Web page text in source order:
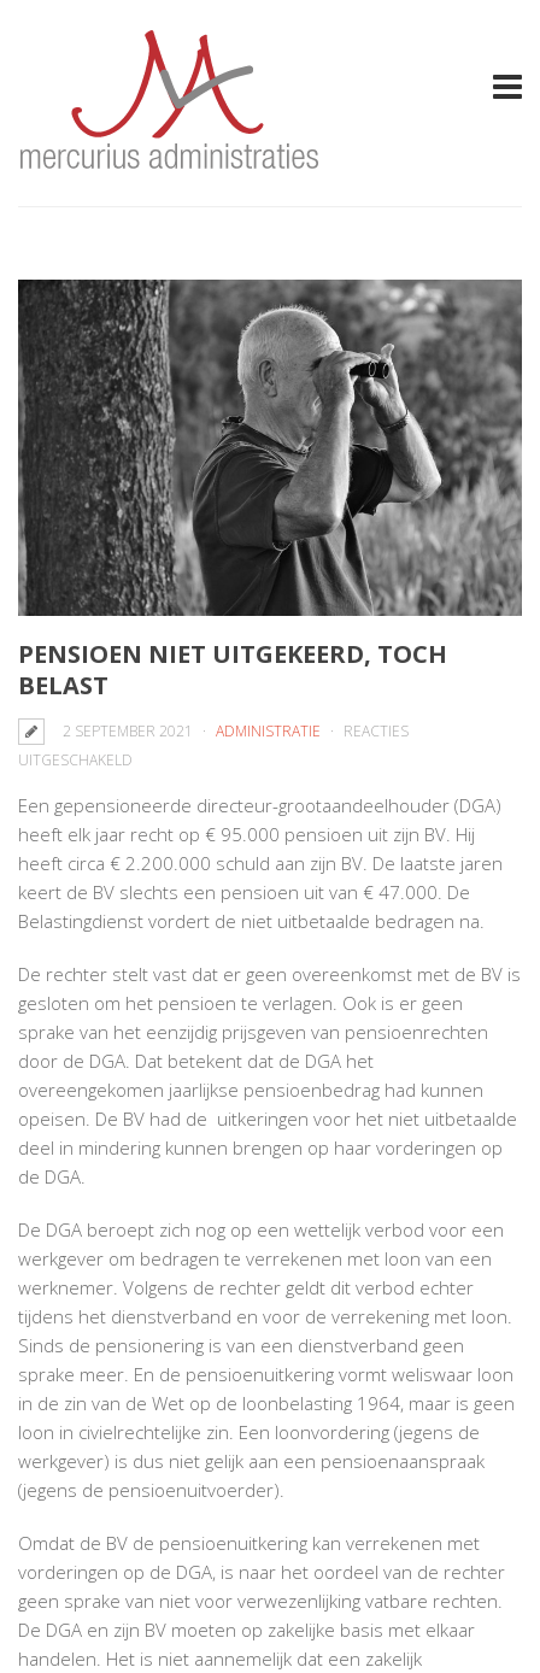
PENSIOEN NIET UITGEKEERD, TOCH
BELAST
2 SEPTEMBER 2021 ADMINISTRATIE
REACTIES
UITGESCHAKELD
NIET
UITGEKEERD,
TOCH
BELAST
Een gepensioneerde directeur-grootaandeelhouder (DGA)
heeft elk jaar recht op € 95.000 pensioen uit zijn BV. Hij
heeft circa € 2.200.000 schuld aan zijn BV. De laatste jaren
keert de BV slechts een pensioen uit van € 47.000. De
Belastingdienst vordert de niet uitbetaalde bedragen na.
De rechter stelt vast dat er geen overeenkomst met de BV is
gesloten om het pensioen te verlagen. Ook is er geen
sprake van het eenzijdig prijsgeven van pensioenrechten
door de DGA. Dat betekent dat de DGA het
overeengekomen jaarlijkse pensioenbedrag had kunnen
opeisen. De BV had de uitkeringen voor het niet uitbetaalde
deel in mindering kunnen brengen op haar vorderingen op
de DGA.
De DGA beroept zich nog op een wettelijk verbod voor een
werkgever om bedragen te verrekenen met loon van een
werknemer. Volgens de rechter geldt dit verbod echter
tijdens het dienstverband en voor de verrekening met loon.
Sinds de pensionering is van een dienstverband geen
sprake meer. En de pensioenuitkering vormt weliswaar loon
in de zin van de Wet op de loonbelasting 1964, maar is geen
loon in civielrechtelijke zin. Een loonvordering (jegens de
werkgever) is dus niet gelijk aan een pensioenaanspraak
(jegens de pensioenuitvoerder).
Omdat de BV de pensioenuitkering kan verrekenen met
vorderingen op de DGA, is naar het oordeel van de rechter
geen sprake van niet voor verwezenlijking vatbare rechten.
De DGA en zijn BV moeten op zakelijke basis met elkaar
handelen. Het is niet aannemelijk dat een zakelijk